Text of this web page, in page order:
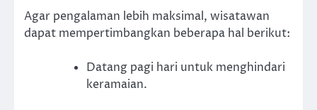
Agar pengalaman lebih maksimal, wisatawan
dapat mempertimbangkan beberapa hal berikut:
Datang pagi hari untuk menghindari
keramaian.